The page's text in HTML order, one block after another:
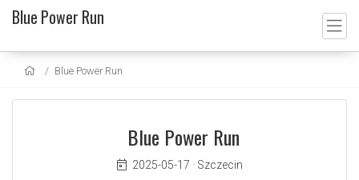
Blue Power Run
Blue Power Run
Blue Power Run
2025-05-17 · Szczecin